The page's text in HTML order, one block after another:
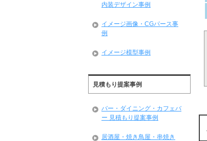
内装デザイン事例
イメージ画像・CGパース事
例
イメージ模型事例
見積もり提案事例
バー・ダイニング・カフェバ
ー 見積もり提案事例
居酒屋・焼き鳥屋・串焼き